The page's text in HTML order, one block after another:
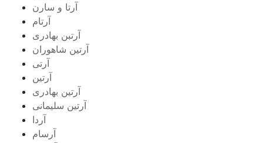
آرتا و سارن
آرتام
آرتبن بهادری
آرتين شاهوران
آرتی
آرتین
آرتین بهادری
آرتین سلیمانی
آردا
آرسام